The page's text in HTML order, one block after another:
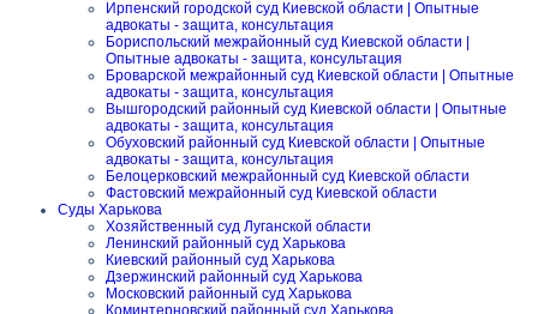
Ирпенский городской суд Киевской области | Опытные
адвокаты - защита, консультация
Бориспольский межрайонный суд Киевской области |
Опытные адвокаты - защита, консультация
Броварской межрайонный суд Киевской области | Опытные
адвокаты - защита, консультация
Вышгородский районный суд Киевской области | Опытные
адвокаты - защита, консультация
Обуховский районный суд Киевской области | Опытные
адвокаты - защита, консультация
Белоцерковский межрайонный суд Киевской области
Фастовский межрайонный суд Киевской области
Суды Харькова
Хозяйственный суд Луганской области
Ленинский районный суд Харькова
Киевский районный суд Харькова
Дзержинский районный суд Харькова
Московский районный суд Харькова
Коминтерновский районный суд Харькова